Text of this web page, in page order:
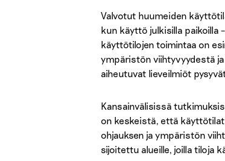
Valvotut huumeiden
kun käyttö julkisilla paikoilla
käyttötilojen toimintaa on
ympäristön viihtyvyydestä
aiheutuvat lieveilmiöt
Kansainvälisissä
on keskeistä, että
ohjauksen ja ympäristön
sijoitettu alueille, joilla tiloja